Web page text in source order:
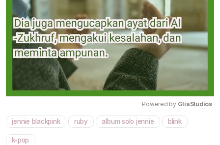
Mute
Powered by GliaStudios
jennie blackpink ruby album solo jennie blink
k-pop